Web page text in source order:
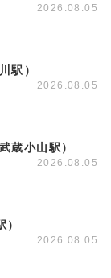
2026.08.05
駅）
2026.08.05
蔵小山駅）
2026.08.05
2026.08.05